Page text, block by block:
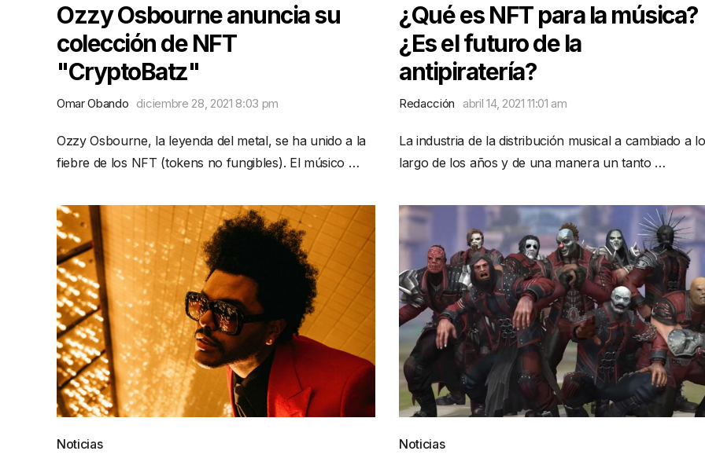
Ozzy Osbourne anuncia su
colección de NFT
"CryptoBatz"
Omar Obando diciembre 28, 2021 8:03 pm
Ozzy Osbourne, la leyenda del metal, se ha unido a la
fiebre de los NFT (tokens no fungibles). El músico …
¿Qué es NFT para la música?
¿Es el futuro de la
antipiratería?
Redacción abril 14, 2021 11:01 am
La industria de la distribución musical a cambiado a lo
largo de los años y de una manera un tanto …
Noticias Noticias